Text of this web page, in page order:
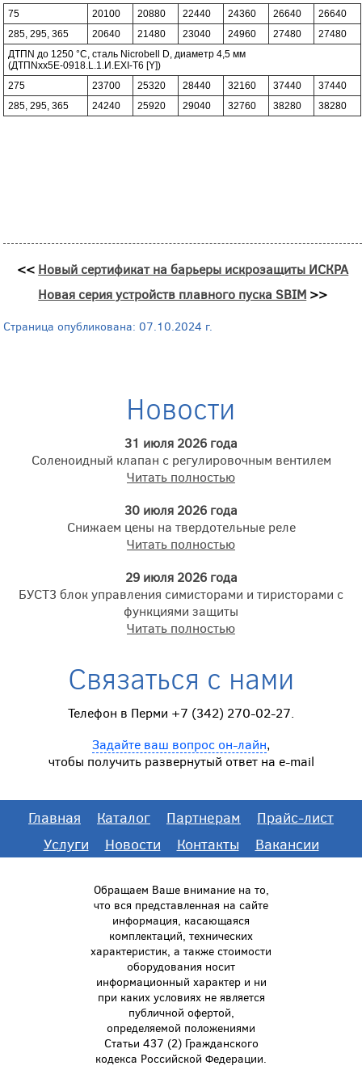
75 20100 20880 22440 24360 26640
26640
285, 295, 365
20640 21480 23040 24960 27480
27480
ДТПN до 1250 °С, сталь Nicrobell D, диаметр 4,5 мм
(ДТПNхх5Е-0918.L.1.И.EXI-T6 [Y])
275
23700 25320 28440 32160 37440
37440
285, 295, 365
24240 25920 29040 32760 38280 38280
<< Новый сертификат на барьеры искрозащиты ИСКРА
Новая серия устройств плавного пуска SBIM >>
Страница опубликована: 07.10.2024 г.
Новости
31 июля 2026 года
Соленоидный клапан с регулировочным вентилем
Читать полностью
30 июля 2026 года
Снижаем цены на твердотельные реле
Читать полностью
29 июля 2026 года
БУСТ3 блок управления симисторами и тиристорами с
функциями защиты
Читать полностью
Связаться с нами
Телефон в Перми +7 (342) 270-02-27.
Задайте ваш вопрос он-лайн,
чтобы получить развернутый ответ на e-mail
Главная Каталог Партнерам
Прайс-лист
Услуги
Новости Контакты Вакансии
Обращаем Ваше внимание на то,
что вся представленная на сайте
информация, касающаяся
комплектаций, технических
характеристик, а также стоимости
оборудования носит
информационный характер и ни
при каких условиях не является
публичной офертой,
определяемой положениями
Статьи 437 (2) Гражданского
кодекса Российской Федерации.